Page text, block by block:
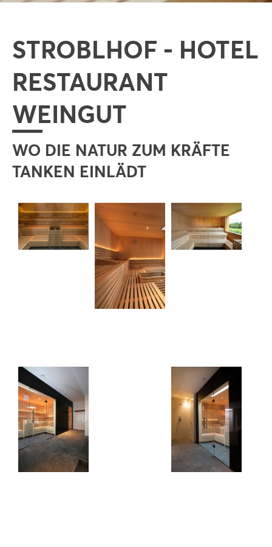
STROBLHOF - HOTEL
RESTAURANT
WEINGUT
WO DIE NATUR ZUM KRÄFTE
TANKEN EINLÄDT